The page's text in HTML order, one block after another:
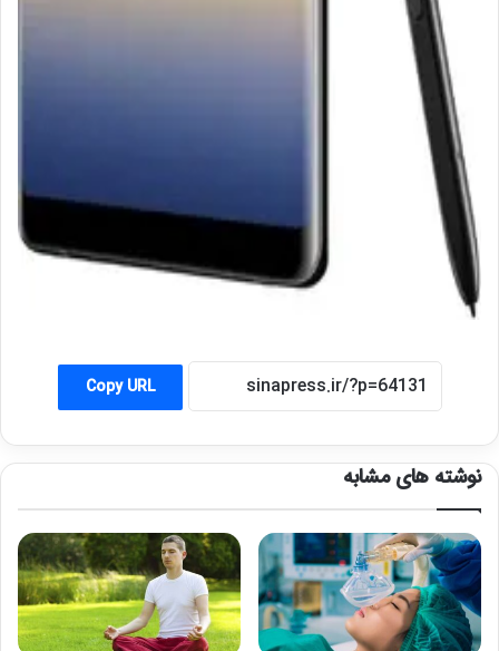
Copy URL
نوشته های مشابه